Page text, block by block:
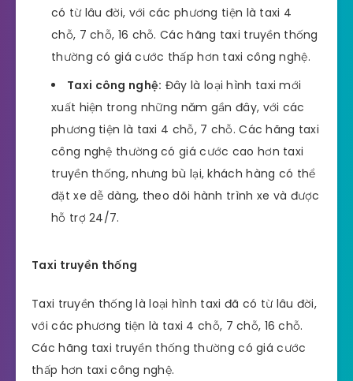
có từ lâu đời, với các phương tiện là taxi 4
chỗ, 7 chỗ, 16 chỗ. Các hãng taxi truyền thống
thường có giá cước thấp hơn taxi công nghệ.
Taxi công nghệ: Đây là loại hình taxi mới
xuất hiện trong những năm gần đây, với các
phương tiện là taxi 4 chỗ, 7 chỗ. Các hãng taxi
công nghệ thường có giá cước cao hơn taxi
truyền thống, nhưng bù lại, khách hàng có thể
đặt xe dễ dàng, theo dõi hành trình xe và được
hỗ trợ 24/7.
Taxi truyền thống
Taxi truyền thống là loại hình taxi đã có từ lâu đời,
với các phương tiện là taxi 4 chỗ, 7 chỗ, 16 chỗ.
Các hãng taxi truyền thống thường có giá cước
thấp hơn taxi công nghệ.